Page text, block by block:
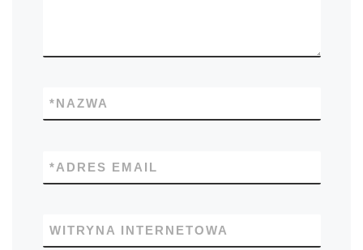
NAZWA
*
ADRES EMAIL
*
WITRYNA INTERNETOWA